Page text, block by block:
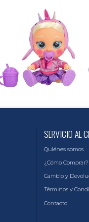
SERVICIO AL
Quiénes somos
¿Cómo Comprar?
Cambio y
Términos y
Contacto